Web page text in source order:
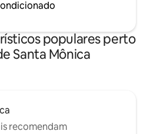
populares perto
Santa Mônica
recomendam